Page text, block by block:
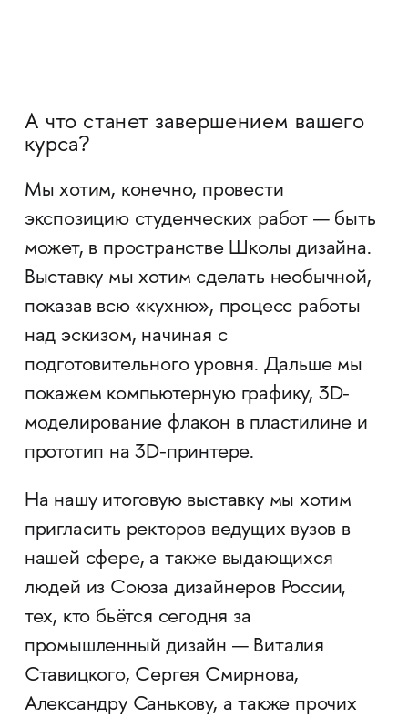
А что станет завершением вашего
курса?
Мы хотим, конечно, провести
экспозицию студенческих работ — быть
может, в пространстве Школы дизайна.
Выставку мы хотим сделать необычной,
показав всю «кухню», процесс работы
над эскизом, начиная с
подготовительного уровня. Дальше мы
покажем компьютерную графику, 3D-
моделирование флакон в пластилине и
прототип на 3D-принтере.
На нашу итоговую выставку мы хотим
пригласить ректоров ведущих вузов в
нашей сфере, а также выдающихся
людей из Союза дизайнеров России,
тех, кто бьётся сегодня за
промышленный дизайн — Виталия
Ставицкого, Сергея Смирнова,
Александру Санькову, а также прочих